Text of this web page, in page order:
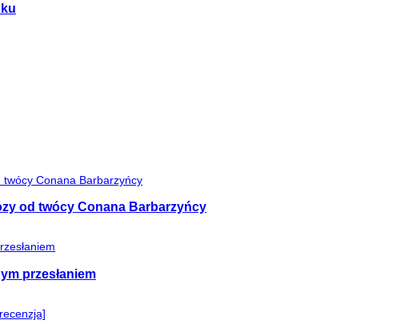
od twócy Conana Barbarzyńcy
przesłaniem